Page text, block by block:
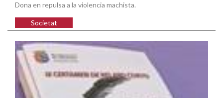
Dona en repulsa a la violencia machista.
Societat